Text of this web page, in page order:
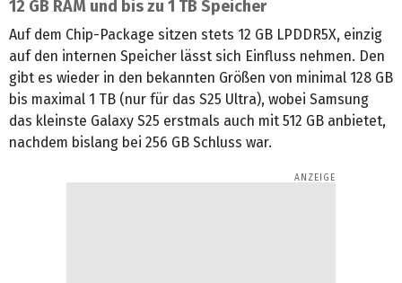
12 GB RAM und bis zu 1 TB Speicher
Auf dem Chip-Package sitzen stets 12 GB LPDDR5X, einzig
auf den internen Speicher lässt sich Einfluss nehmen. Den
gibt es wieder in den bekannten Größen von minimal 128 GB
bis maximal 1 TB (nur für das S25 Ultra), wobei Samsung
das kleinste Galaxy S25 erstmals auch mit 512 GB anbietet,
nachdem bislang bei 256 GB Schluss war.